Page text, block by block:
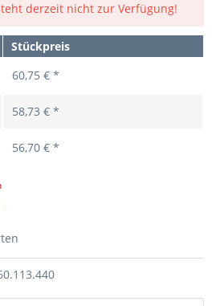
derzeit nicht zur Verfügung!
Stückpreis
60,75 € *
58,73 € *
56,70 € *